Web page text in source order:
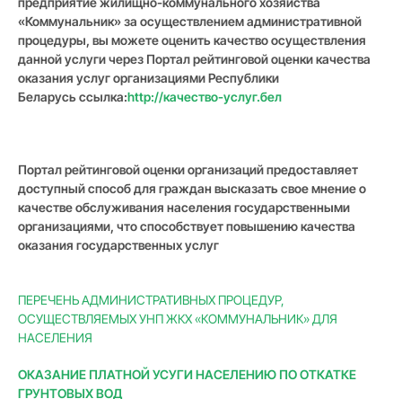
«Коммунальник» за осуществлением административной
процедуры, вы можете оценить качество осуществления
данной услуги через Портал рейтинговой оценки качества
оказания услуг организациями Республики
Беларусьссылка:http://качество-услуг.бел
Портал рейтинговой оценки организаций предоставляет
доступный способ для граждан высказать свое мнение о
качестве обслуживания населения государственными
организациями, что способствует повышению качества
оказания государственных услуг
ПЕРЕЧЕНЬ АДМИНИСТРАТИВНЫХ ПРОЦЕДУР,
ОСУЩЕСТВЛЯЕМЫХ УНП ЖКХ «КОММУНАЛЬНИК» ДЛЯ
НАСЕЛЕНИЯ
ОКАЗАНИЕ ПЛАТНОЙ УСУГИ НАСЕЛЕНИЮ ПО ОТКАТКЕ
ГРУНТОВЫХ ВОД